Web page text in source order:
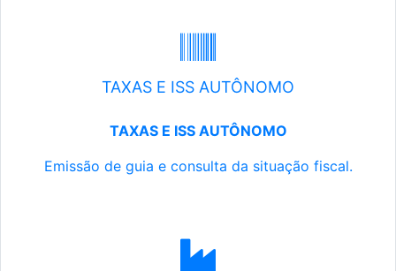
TAXAS E ISS AUTÔNOMO
TAXAS E ISS AUTÔNOMO
Emissão de guia e consulta da situação fiscal.